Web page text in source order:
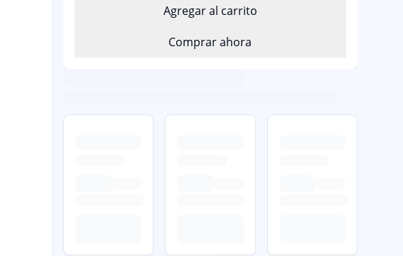
Agregar al carrito
Comprar ahora